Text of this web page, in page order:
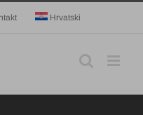
Hrvatski